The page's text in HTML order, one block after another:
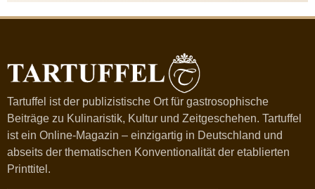
Tartuffel ist der publizistische Ort für gastrosophische
Beiträge zu Kulinaristik, Kultur und Zeitgeschehen. Tartuffel
ist ein Online-Magazin – einzigartig in Deutschland und
abseits der thematischen Konventionalität der etablierten
Printtitel.